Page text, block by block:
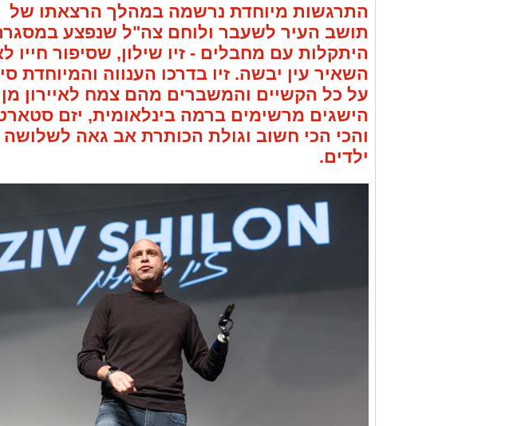
התרגשות מיוחדת נרשמה במהלך הרצאתו של
תושב העיר לשעבר ולוחם צה"ל שנפצע
היתקלות עם מחבלים - זיו שילון, שסיפור חייו
השאיר עין יבשה. זיו בדרכו הענווה והמיוחדת
על כל הקשיים והמשברים מהם צמח לאיירון
הישגים מרשימים ברמה בינלאומית, יזם
והכי הכי חשוב וגולת הכותרת אב גאה לשלושה
ילדים.